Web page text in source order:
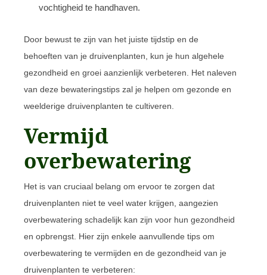
vochtigheid te handhaven.
Door bewust te zijn van het juiste tijdstip en de
behoeften van je druivenplanten, kun je hun algehele
gezondheid en groei aanzienlijk verbeteren. Het naleven
van deze bewateringstips zal je helpen om gezonde en
weelderige druivenplanten te cultiveren.
Vermijd
overbewatering
Het is van cruciaal belang om ervoor te zorgen dat
druivenplanten niet te veel water krijgen, aangezien
overbewatering schadelijk kan zijn voor hun gezondheid
en opbrengst. Hier zijn enkele aanvullende tips om
overbewatering te vermijden en de gezondheid van je
druivenplanten te verbeteren: